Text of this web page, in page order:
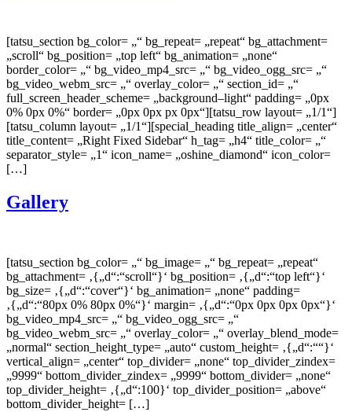
[tatsu_section bg_color= „“ bg_repeat= „repeat“ bg_attachment=
„scroll“ bg_position= „top left“ bg_animation= „none“
border_color= „“ bg_video_mp4_src= „“ bg_video_ogg_src= „“
bg_video_webm_src= „“ overlay_color= „“ section_id= „“
full_screen_header_scheme= „background–light“ padding= „0px
0% 0px 0%“ border= „0px 0px px 0px“][tatsu_row layout= „1/1“]
[tatsu_column layout= „1/1“][special_heading title_align= „center“
title_content= „Right Fixed Sidebar“ h_tag= „h4“ title_color= „“
separator_style= „1“ icon_name= „oshine_diamond“ icon_color=
[…]
Gallery
[tatsu_section bg_color= „“ bg_image= „“ bg_repeat= „repeat“
bg_attachment= ‚{„d“:“scroll“}‘ bg_position= ‚{„d“:“top left“}‘
bg_size= ‚{„d“:“cover“}‘ bg_animation= „none“ padding=
‚{„d“:“80px 0% 80px 0%“}‘ margin= ‚{„d“:“0px 0px 0px 0px“}‘
bg_video_mp4_src= „“ bg_video_ogg_src= „“
bg_video_webm_src= „“ overlay_color= „“ overlay_blend_mode=
„normal“ section_height_type= „auto“ custom_height= ‚{„d“:““}‘
vertical_align= „center“ top_divider= „none“ top_divider_zindex=
„9999“ bottom_divider_zindex= „9999“ bottom_divider= „none“
top_divider_height= ‚{„d“:100}‘ top_divider_position= „above“
bottom_divider_height= […]